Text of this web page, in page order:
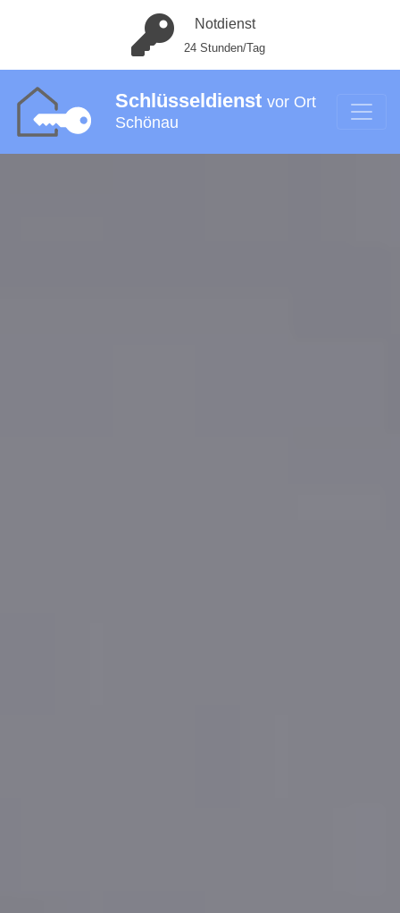
Notdienst
24 Stunden/Tag
Schlüsseldienst vor Ort
Schönau